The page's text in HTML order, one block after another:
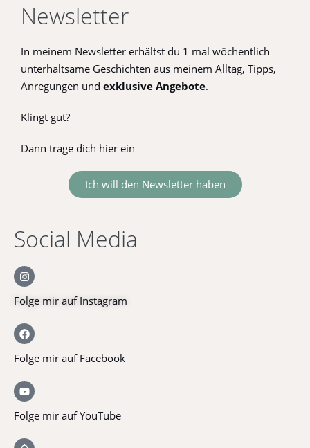
Newsletter
In meinem Newsletter erhältst du 1 mal wöchentlich
unterhaltsame Geschichten aus meinem Alltag, Tipps,
Anregungen und exklusive Angebote.
Klingt gut?
Dann trage dich hier ein
Ich will den Newsletter haben
Social Media
Folge mir auf Instagram
Folge mir auf Facebook
Folge mir auf YouTube